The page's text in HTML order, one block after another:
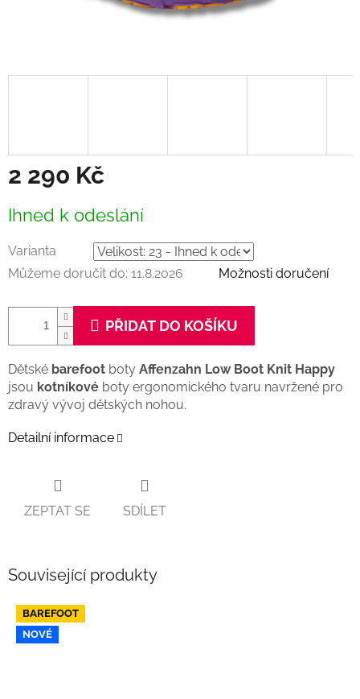
2 290 Kč
cena:
Ihned k odeslání
Varianta
Můžeme doručit do: 11.8.2026 Možnosti doručení
PŘIDAT DO KOŠÍKU
Dětské barefoot boty Affenzahn Low Boot Knit Happy
jsou kotníkové boty ergonomického tvaru navržené pro
zdravý vývoj dětských nohou.
Detailní informace
ZEPTAT SE SDÍLET
Související produkty
BAREFOOT
NOVÉ